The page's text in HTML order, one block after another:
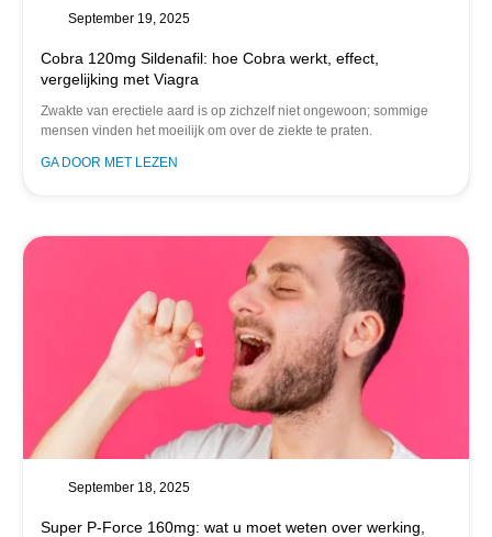
Cobra 120mg Sildenafil: hoe Cobra werkt, effect,
vergelijking met Viagra
Zwakte van erectiele aard is op zichzelf niet ongewoon; sommige
mensen vinden het moeilijk om over de ziekte te praten.
GA DOOR MET LEZEN
September 19, 2025
Super P-Force 160mg: wat u moet weten over werking,
September 18, 2025